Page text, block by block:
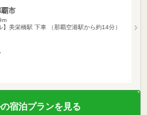
市
】美栄橋駅 下車 （那覇空港駅から約14分）
宿泊プランを見る